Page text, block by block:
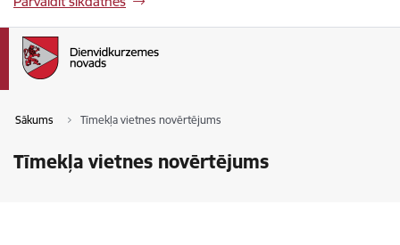
Sākums Tīmekļa vietnes novērtējums
Tīmekļa vietnes novērtējums